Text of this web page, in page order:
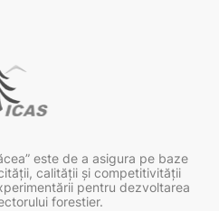
este de a asigura pe baze
calităţii şi competitivităţii
pentru dezvoltarea
forestier.